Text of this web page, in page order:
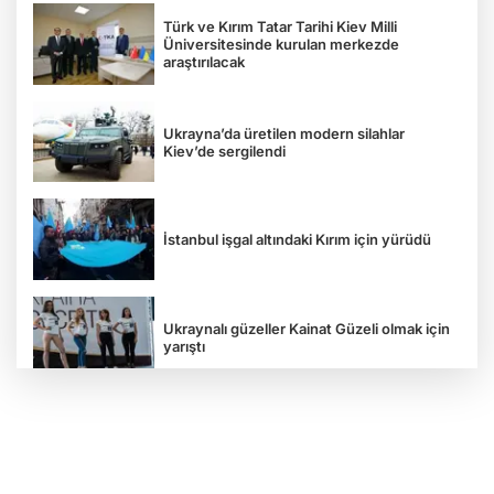
Türk ve Kırım Tatar Tarihi Kiev Milli
Üniversitesinde kurulan merkezde
araştırılacak
Ukrayna’da üretilen modern silahlar
Kiev’de sergilendi
İstanbul işgal altındaki Kırım için yürüdü
Ukraynalı güzeller Kainat Güzeli olmak için
yarıştı